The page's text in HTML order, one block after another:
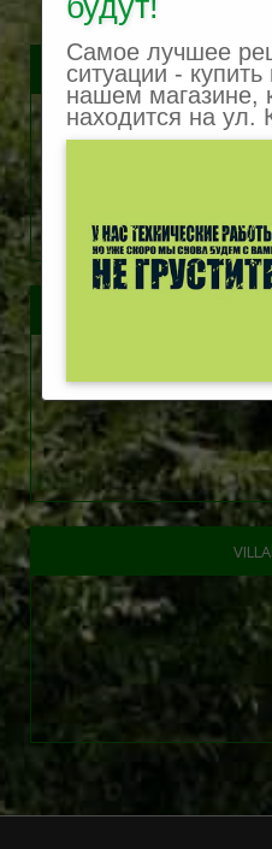
и заявки
будут!
Самое лучшее
ситуации - купить
STIHL
STIHL товар,